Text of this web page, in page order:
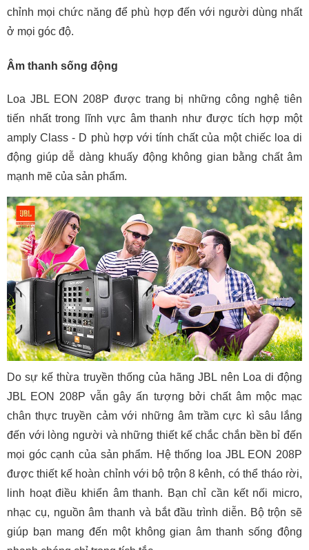
chỉnh mọi chức năng để phù hợp đến với người dùng nhất
ở mọi góc độ.
Âm thanh sống động
Loa JBL EON 208P được trang bị những công nghệ tiên
tiến nhất trong lĩnh vực âm thanh như được tích hợp một
amply Class - D phù hợp với tính chất của một chiếc loa di
động giúp dễ dàng khuấy động không gian bằng chất âm
mạnh mẽ của sản phẩm.
Do sự kế thừa truyền thống của hãng JBL nên Loa di động
JBL EON 208P vẫn gây ấn tượng bởi chất âm mộc mạc
chân thực truyền cảm với những âm trầm cực kì sâu lắng
đến với lòng người và những thiết kế chắc chắn bền bỉ đến
mọi góc cạnh của sản phẩm. Hệ thống loa JBL EON 208P
được thiết kế hoàn chỉnh với bộ trộn 8 kênh, có thể tháo rời,
linh hoạt điều khiển âm thanh. Bạn chỉ cần kết nối micro,
nhạc cụ, nguồn âm thanh và bắt đầu trình diễn. Bộ trộn sẽ
giúp bạn mang đến một không gian âm thanh sống động